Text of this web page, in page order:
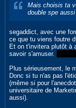
Mais choisis ta
double spe
segaddict, avec une
ce que tu viens foutre
Et on t'invitera plutôt à
savoir s'amuser.
Plus sérieusement, le
Donc si tu n'as pas
(même si pour
universitaire de
aussi).